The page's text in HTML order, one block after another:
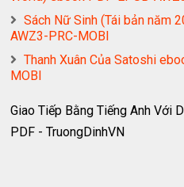
Sách Nữ Sinh (Tái bản năm
AWZ3-PRC-MOBI
Thanh Xuân Của Satoshi
MOBI
Giao Tiếp Bằng Tiếng Anh Với
PDF - TruongDinhVN